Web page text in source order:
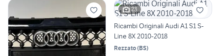
23
Ricambi Originali Audi A1 S1 S-
Line 8X 2010-2018
Rezzato(BS)